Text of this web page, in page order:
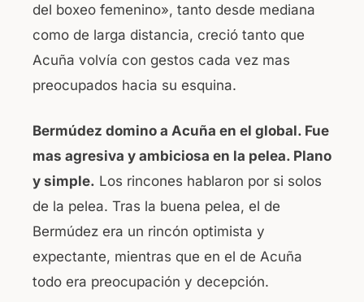
del boxeo femenino», tanto desde mediana
como de larga distancia, creció tanto que
Acuña volvía con gestos cada vez mas
preocupados hacia su esquina.
Bermúdez domino a Acuña en el global. Fue
mas agresiva y ambiciosa en la pelea. Plano
y simple. Los rincones hablaron por si solos
de la pelea. Tras la buena pelea, el de
Bermúdez era un rincón optimista y
expectante, mientras que en el de Acuña
todo era preocupación y decepción.